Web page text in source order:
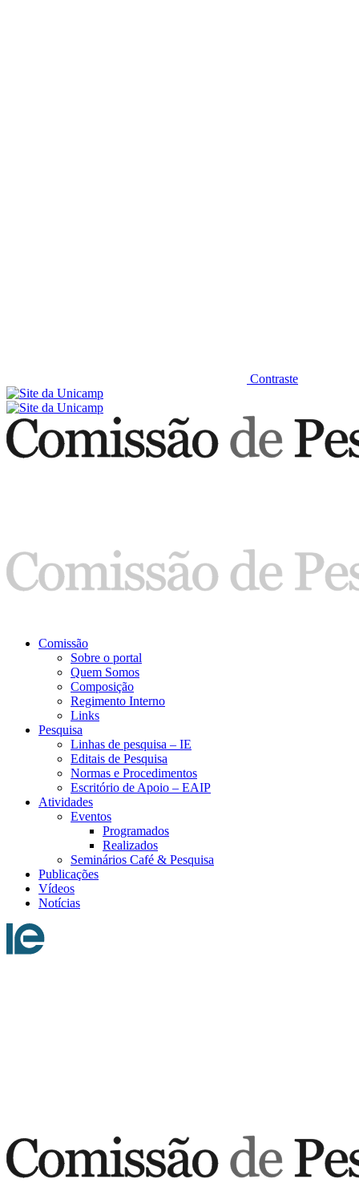
Contraste
Comissão
Sobre o portal
Quem Somos
Composição
Regimento Interno
Links
Pesquisa
Linhas de pesquisa – IE
Editais de Pesquisa
Normas e Procedimentos
Escritório de Apoio – EAIP
Atividades
Eventos
Programados
Realizados
Seminários Café & Pesquisa
Publicações
Vídeos
Notícias